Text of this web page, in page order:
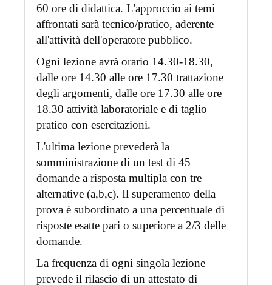
60 ore di didattica. L'approccio ai temi
affrontati sarà tecnico/pratico, aderente
all'attività dell'operatore pubblico.
Ogni lezione avrà orario 14.30-18.30,
dalle ore 14.30 alle ore 17.30 trattazione
degli argomenti, dalle ore 17.30 alle ore
18.30 attività laboratoriale e di taglio
pratico con esercitazioni.
L'ultima lezione prevederà la
somministrazione di un test di 45
domande a risposta multipla con tre
alternative (a,b,c). Il superamento della
prova è subordinato a una percentuale di
risposte esatte pari o superiore a 2/3 delle
domande.
La frequenza di ogni singola lezione
prevede il rilascio di un attestato di